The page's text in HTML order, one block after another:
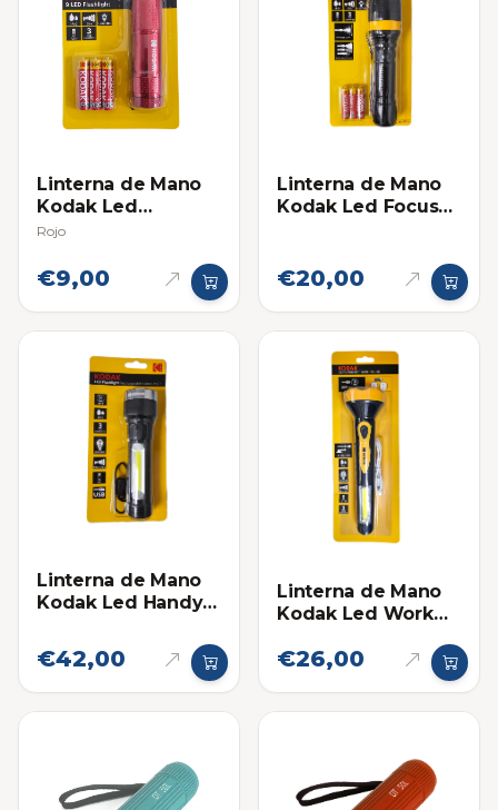
Linterna de Mano
Kodak Led
Flashlight 9 con
Rojo
€9,00
Linterna de Mano
Kodak Led Focus
€20,00
Linterna de Mano
Kodak Led Handy
Recargable
€42,00
Linterna de Mano
Kodak Led Work
Lumens,
€26,00